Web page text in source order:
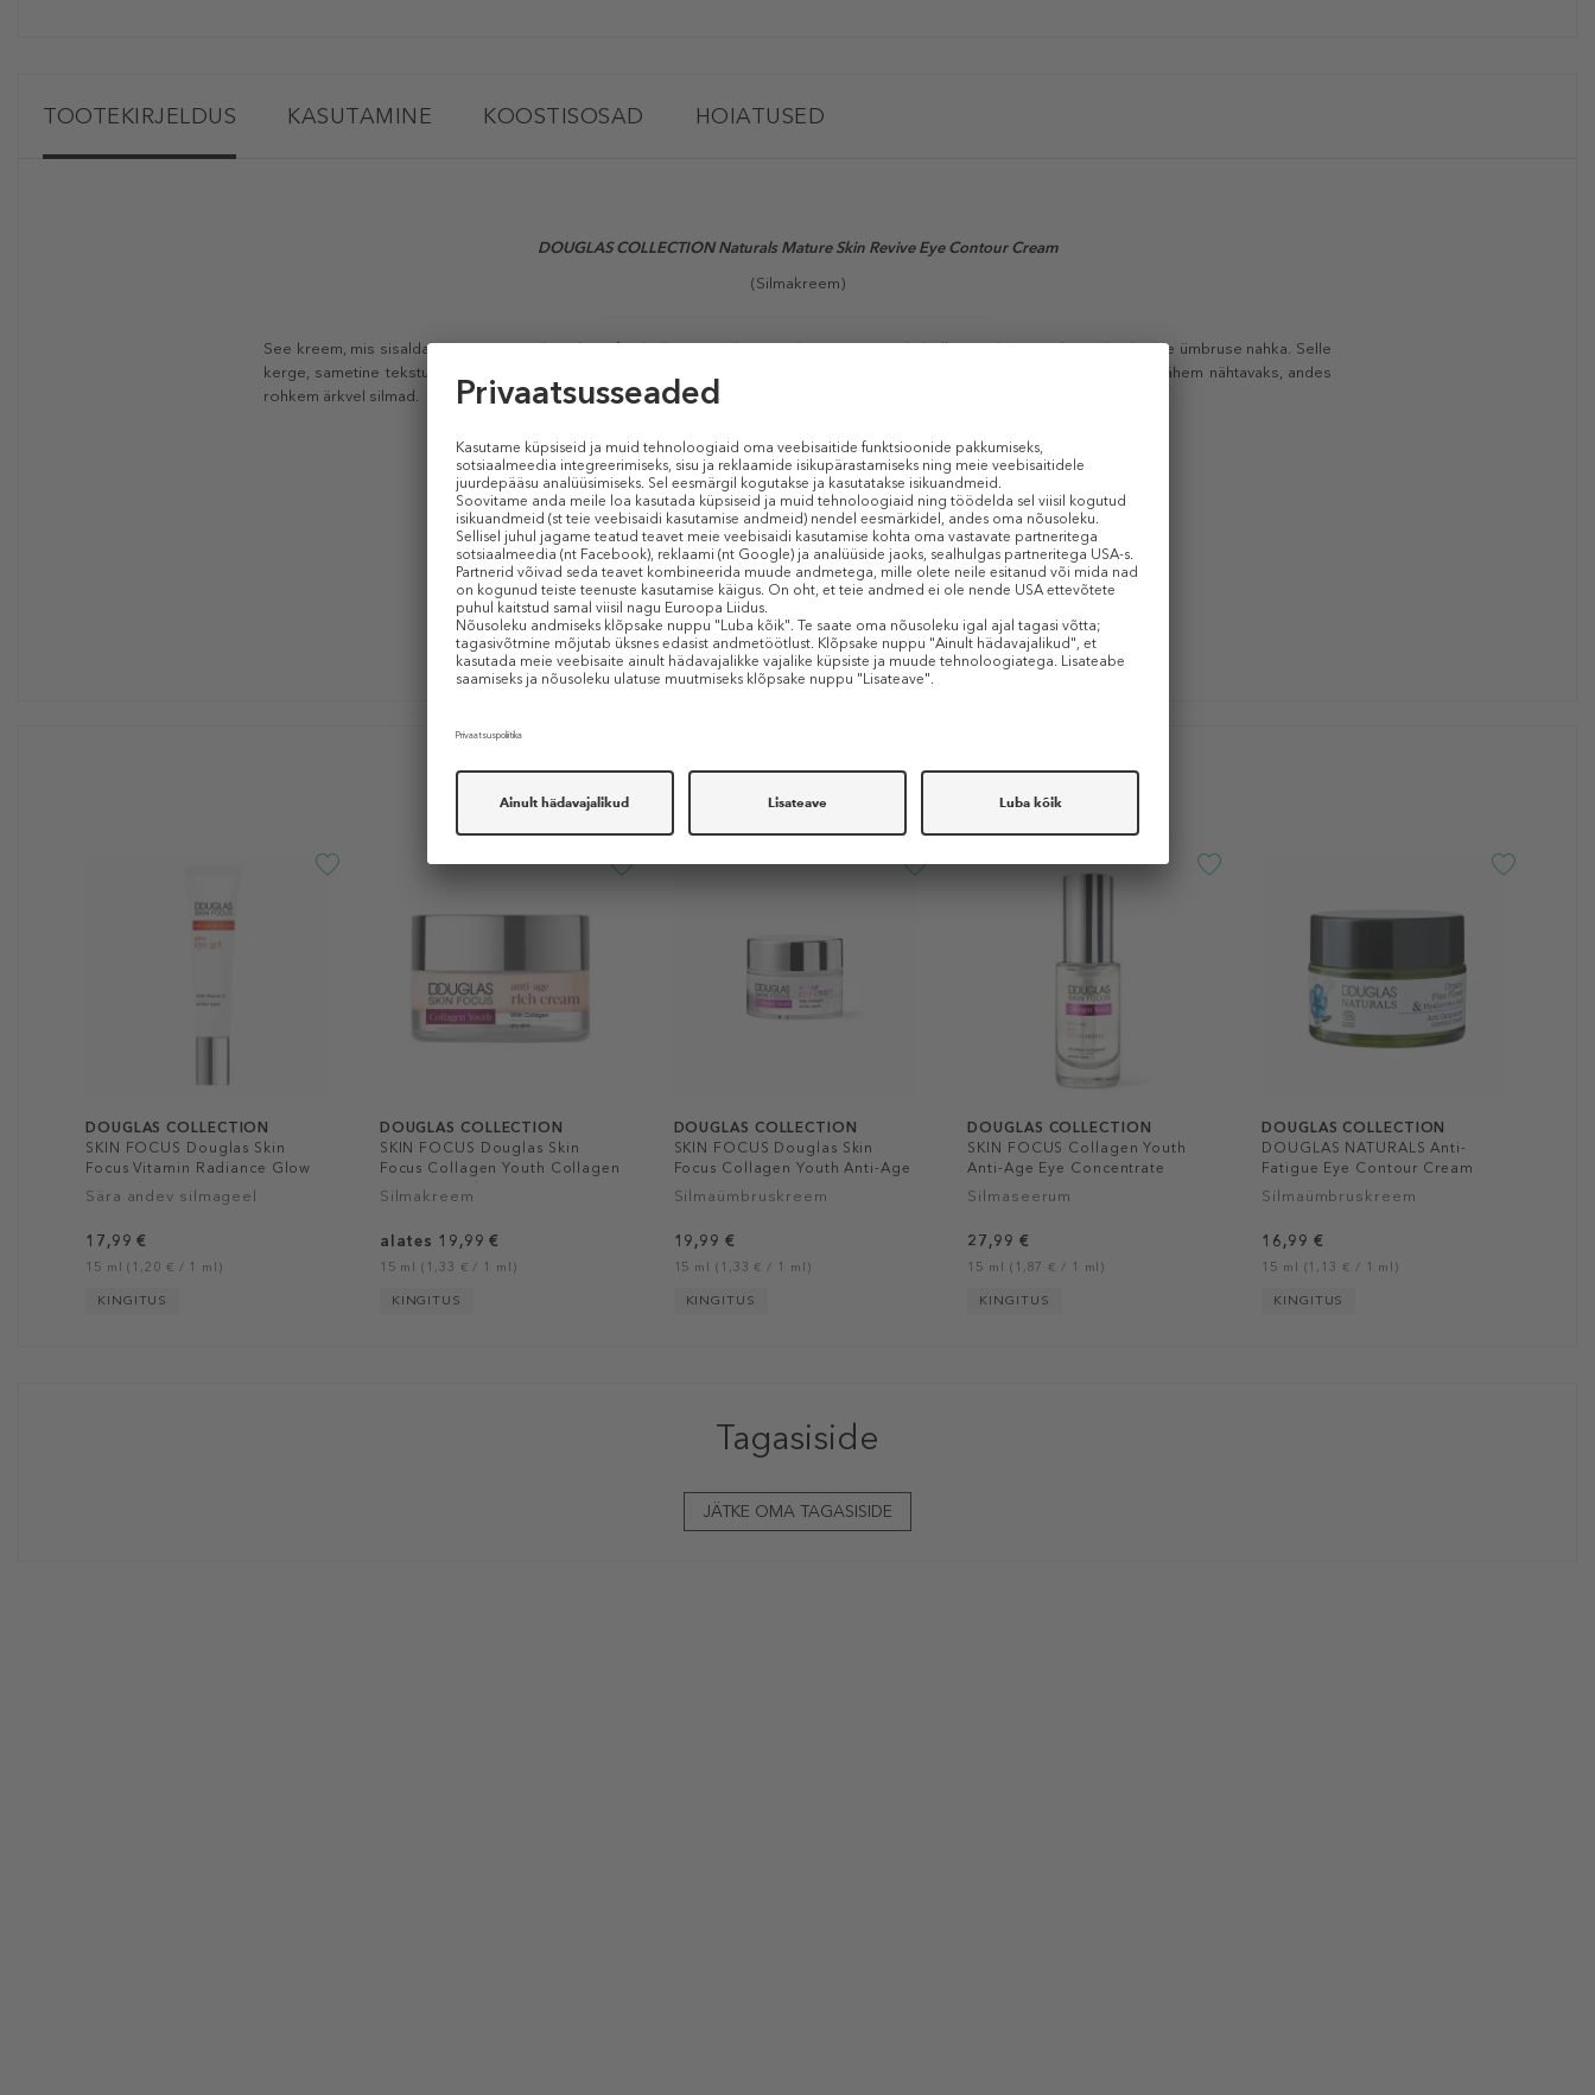
TOOTEKIRJELDUS KASUTAMINE KOOSTISOSAD HOIATUSED
DOUGLAS COLLECTION Naturals Mature Skin Revive Eye Contour Cream
(Silmakreem)
See kreem, mis sisaldab granaatõunaekstrakti ja fütokollageeni (alternatiiv loomset päritolu kollageenile), revitaliseerib silmade ümbruse nahka. Selle
kerge, sametine tekstuur hooldab intensiivselt nahka, muutes selle veelgi mugavamaks. Tursed ja tumedad ringid muutuvad vähem nähtavaks, andes
rohkem ärkvel silmad.
TOOTE OMADUSED
Sarnased tooted
DOUGLAS COLLECTION
SKIN FOCUS Douglas Skin
Focus Vitamin Radiance Glow
Eye Gel
Sära andev silmageel
17,99 €
15 ml (1,20 € / 1 ml)
KINGITUS
DOUGLAS COLLECTION
SKIN FOCUS Douglas Skin
Focus Collagen Youth Collagen
Anti-Age Rich Cream
Silmakreem
alates 19,99 €
15 ml (1,33 € / 1 ml)
KINGITUS
DOUGLAS COLLECTION
SKIN FOCUS Douglas Skin
Focus Collagen Youth Anti-Age
Eye Cream
Silmaümbruskreem
19,99 €
15 ml (1,33 € / 1 ml)
KINGITUS
DOUGLAS COLLECTION
SKIN FOCUS Collagen Youth
Anti-Age Eye Concentrate
Silmaseerum
27,99 €
15 ml (1,87 € / 1 ml)
KINGITUS
DOUGLAS COLLECTION
DOUGLAS NATURALS Anti-
Fatigue Eye Contour Cream
Silmaümbruskreem
16,99 €
15 ml (1,13 € / 1 ml)
KINGITUS
Tagasiside
JÄTKE OMA TAGASISIDE